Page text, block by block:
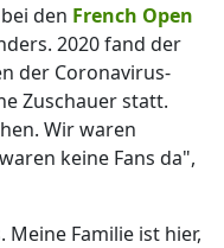
den French Open
2020 fand der
der Coronavirus-
Zuschauer statt.
Wir waren
keine Fans da",
Familie ist hier,